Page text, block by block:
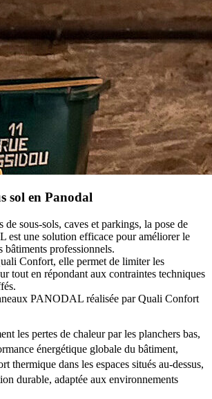
sol en Panodal
sous‑sols, caves et parkings, la pose de
est une solution efficace pour améliorer le
bâtiments professionnels.
Confort, elle permet de limiter les
tout en répondant aux contraintes techniques
PANODAL réalisée par Quali Confort
les pertes de chaleur par les planchers bas,
énergétique globale du bâtiment,
thermique dans les espaces situés au‑dessus,
durable, adaptée aux environnements